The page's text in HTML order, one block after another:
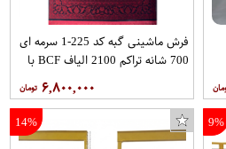
فرش ماشینی گبه کد 225-1 سرمه ای
700 شانه تراکم 2100 الیاف BCF با
۶,۸۰۰,۰۰۰
9%
14%